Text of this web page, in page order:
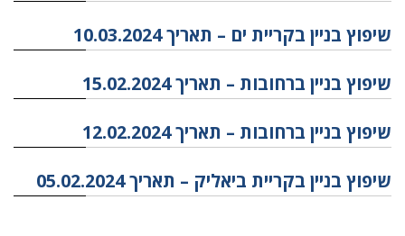
שיפוץ בניין בקריית ים – תאריך 10.03.2024
שיפוץ בניין ברחובות – תאריך 15.02.2024
שיפוץ בניין ברחובות – תאריך 12.02.2024
שיפוץ בניין בקריית ביאליק – תאריך 05.02.2024